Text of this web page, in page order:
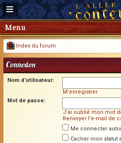
Menu
Index du forum
Connexion
Nom d’utilisateur:
M’enregistrer
Mot de passe:
J’ai oublié mon mot
Renvoyer l’e-mail de
Me connecter
Cacher mon statut